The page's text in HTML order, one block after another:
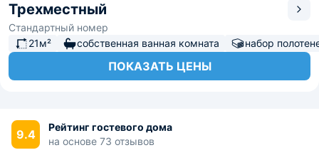
Трехместный
Стандартный номер
21м²
собственная ванная комната набор
ПОКАЗАТЬ ЦЕНЫ
9.4
Рейтинг гостевого дома
на основе 73 отзывов